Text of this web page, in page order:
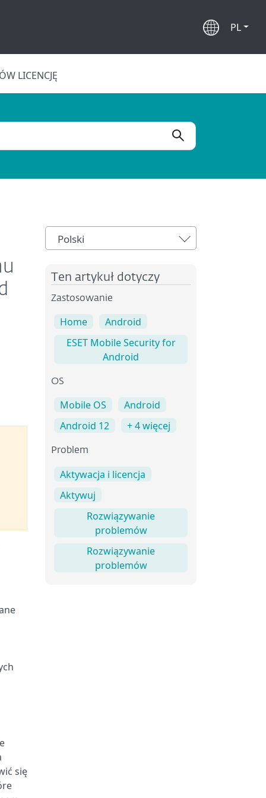
PL
LICENCJĘ
się
Polski
Ten artykuł dotyczy
Zastosowanie
Home
Android
ESET Mobile Security for
Android
OS
Mobile OS
Android
Android 12
+ 4 więcej
Problem
Aktywacja i licencja
Aktywuj
Rozwiązywanie
problemów
Rozwiązywanie
problemów